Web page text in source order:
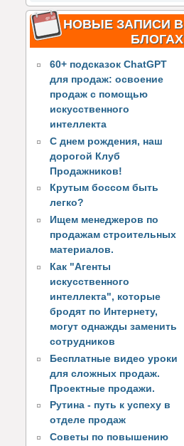
НОВЫЕ ЗАПИСИ В
БЛОГАХ
60+ подсказок ChatGPT
для продаж: освоение
продаж с помощью
искусственного
интеллекта
С днем рождения, наш
дорогой Клуб
Продажников!
Крутым боссом быть
легко?
Ищем менеджеров по
продажам строительных
материалов.
Как "Агенты
искусственного
интеллекта", которые
бродят по Интернету,
могут однажды заменить
сотрудников
Бесплатные видео уроки
для сложных продаж.
Проектные продажи.
Рутина - путь к успеху в
отделе продаж
Советы по повышению